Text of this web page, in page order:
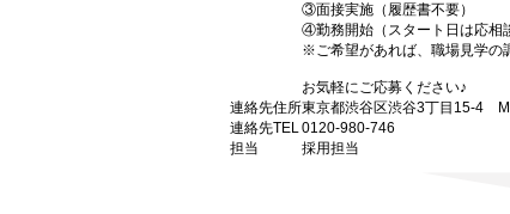
③面接実施（履歴書不要）
④勤務開始（スタート日は応相
※ご希望があれば、職場見学の
お気軽にご応募ください♪
連絡先住所東京都渋谷区渋谷3丁目15-4
連絡先TEL0120-980-746
担当
採用担当